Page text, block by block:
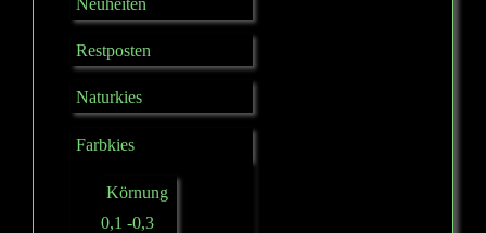
Restposten
Naturkies
Farbkies
Körnung
0,1 -0,3